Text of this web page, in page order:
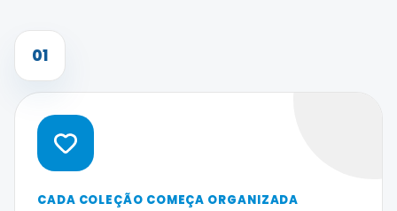
01
CADA COLEÇÃO COMEÇA ORGANIZADA